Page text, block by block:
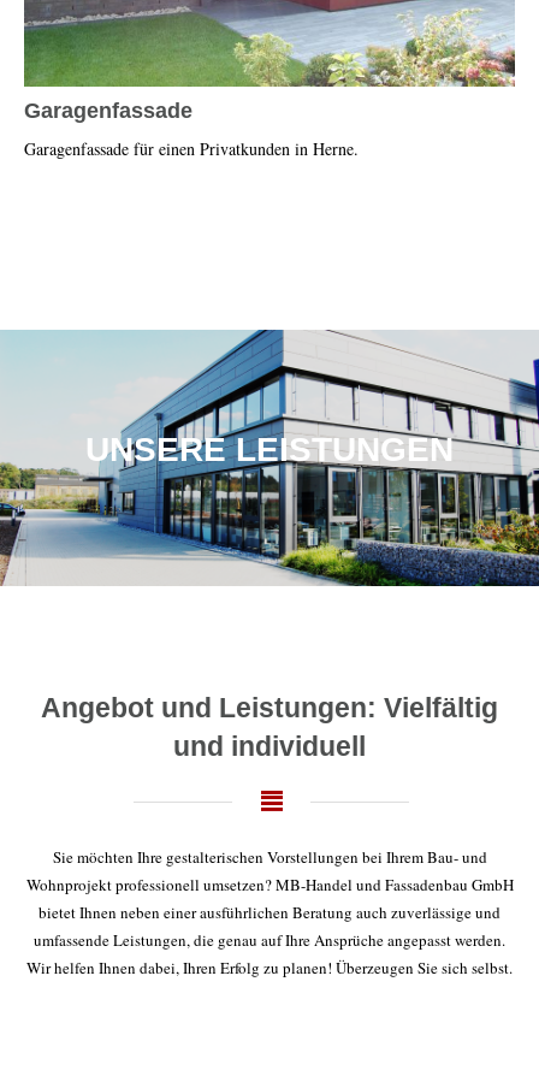
Garagenfassade
Garagenfassade für einen Privatkunden in Herne.
UNSERE LEISTUNGEN
Angebot und Leistungen: Vielfältig
und individuell
Sie möchten Ihre gestalterischen Vorstellungen bei Ihrem Bau- und
Wohnprojekt professionell umsetzen? MB-Handel und Fassadenbau GmbH
bietet Ihnen neben einer ausführlichen Beratung auch zuverlässige und
umfassende Leistungen, die genau auf Ihre Ansprüche angepasst werden.
Wir helfen Ihnen dabei, Ihren Erfolg zu planen! Überzeugen Sie sich selbst.